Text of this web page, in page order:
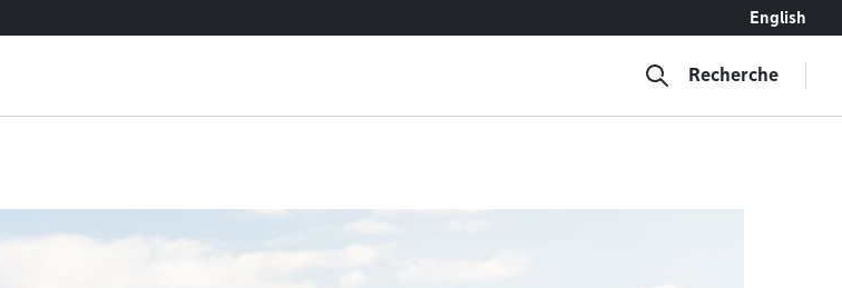
English
Recherche